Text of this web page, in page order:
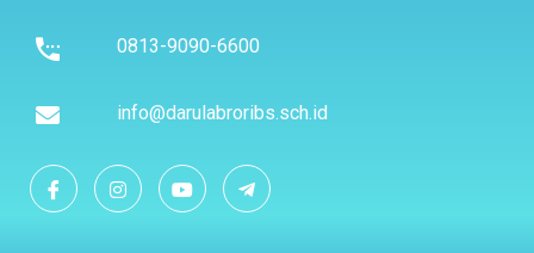
0813-9090-6600
info@darulabroribs.sch.id